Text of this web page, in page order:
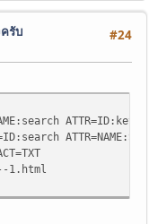
#24
รับ
1.html